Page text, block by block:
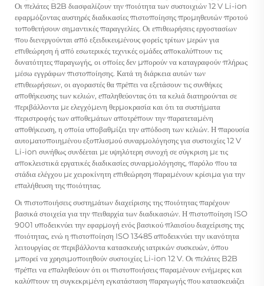
Οι πελάτες B2B διασφαλίζουν την ποιότητα των συστοιχιών 12 V Li-ion
εφαρμόζοντας αυστηρές διαδικασίες πιστοποίησης προμηθευτών προτού
τοποθετήσουν σημαντικές παραγγελίες. Οι επιθεωρήσεις εργοστασίων
που διενεργούνται από εξειδικευμένους φορείς τρίτων μερών για
επιθεώρηση ή από εσωτερικές τεχνικές ομάδες αποκαλύπτουν τις
δυνατότητες παραγωγής, οι οποίες δεν μπορούν να καταγραφούν πλήρως
μέσω εγγράφων πιστοποίησης. Κατά τη διάρκεια αυτών των
επιθεωρήσεων, οι αγοραστές θα πρέπει να εξετάσουν τις συνθήκες
αποθήκευσης των κελιών, επαληθεύοντας ότι τα κελιά διατηρούνται σε
περιβάλλοντα με ελεγχόμενη θερμοκρασία και ότι τα συστήματα
περιστροφής των αποθεμάτων αποτρέπουν την παρατεταμένη
αποθήκευση, η οποία υποβαθμίζει την απόδοση των κελιών. Η παρουσία
αυτοματοποιημένου εξοπλισμού συναρμολόγησης για συστοιχίες 12 V
Li-ion συνήθως συνδέεται με υψηλότερη συνοχή σε σύγκριση με τις
αποκλειστικά εργατικές διαδικασίες συναρμολόγησης, παρόλο που τα
στάδια ελέγχου με χειροκίνητη επιθεώρηση παραμένουν κρίσιμα για την
επαλήθευση της ποιότητας.
Οι πιστοποιήσεις συστημάτων διαχείρισης της ποιότητας παρέχουν
βασικά στοιχεία για την πειθαρχία των διαδικασιών. Η πιστοποίηση ISO
9001 υποδεικνύει την εφαρμογή ενός βασικού πλαισίου διαχείρισης της
ποιότητας, ενώ η πιστοποίηση ISO 13485 αποδεικνύει την ικανότητα
λειτουργίας σε περιβάλλοντα κατασκευής ιατρικών συσκευών, όπου
μπορεί να χρησιμοποιηθούν συστοιχίες Li-ion 12 V. Οι πελάτες B2B
πρέπει να επαληθεύουν ότι οι πιστοποιήσεις παραμένουν ενήμερες και
καλύπτουν τη συγκεκριμένη εγκατάσταση παραγωγής που κατασκευάζει